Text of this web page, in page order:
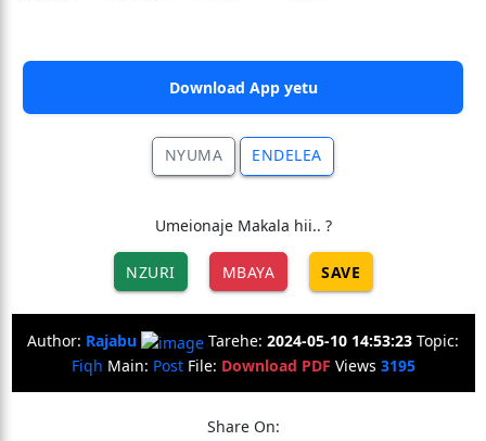
Download App yetu
NYUMA ENDELEA
Umeionaje Makala hii.. ?
NZURI MBAYA SAVE
Author: Rajabu Tarehe: 2024-05-10 14:53:23 Topic:
Fiqh Main: PostFile: Download PDF Views 3195
Share On: